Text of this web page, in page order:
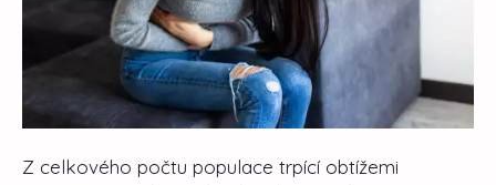
Z celkového počtu populace trpící obtížemi